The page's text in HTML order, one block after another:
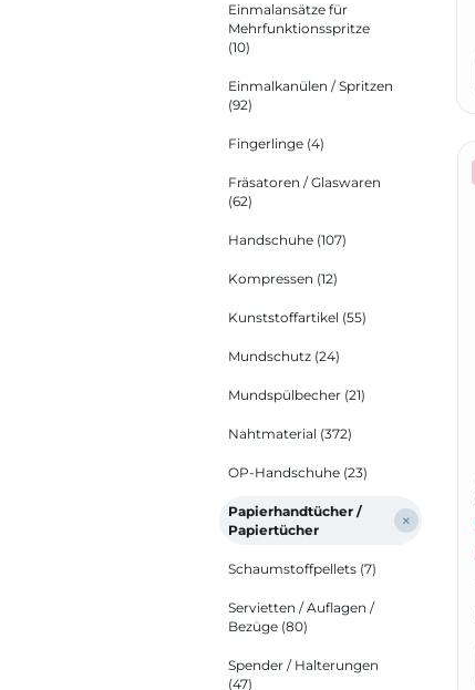
Einmalansätze für
Mehrfunktionsspritze
(10)
Einmalkanülen / Spritzen
(92)
Fingerlinge (4)
Fräsatoren / Glaswaren
(62)
Handschuhe (107)
Kompressen (12)
Kunststoffartikel (55)
Mundschutz (24)
Mundspülbecher (21)
Nahtmaterial (372)
OP-Handschuhe (23)
Papierhandtücher /
Papiertücher
Schaumstoffpellets (7)
Servietten / Auflagen /
Bezüge (80)
Spender / Halterungen
(47)